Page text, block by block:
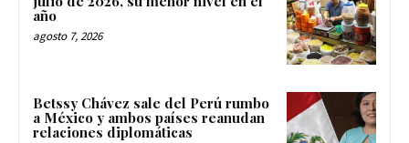
año
agosto 7, 2026
Betssy Chávez sale del Perú rumbo
a México y ambos países reanudan
relaciones diplomáticas